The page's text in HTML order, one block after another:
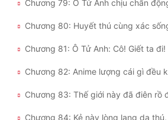
Chương 79: Ô Tử Anh chịu chấn
Chương 81: Ô Tử Anh: Cô! Giết ta đi!
Chương 82: Anime lượng cái gì đều
Chương 83: Thế giới này đã điên rồ